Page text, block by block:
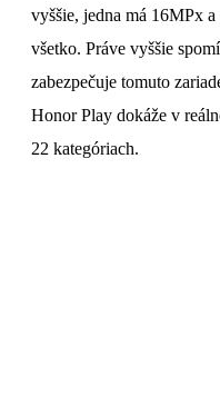
vyššie, jedna má 16MPx
všetko. Práve vyššie
zabezpečuje tomuto
Honor Play dokáže v
22 kategóriach.